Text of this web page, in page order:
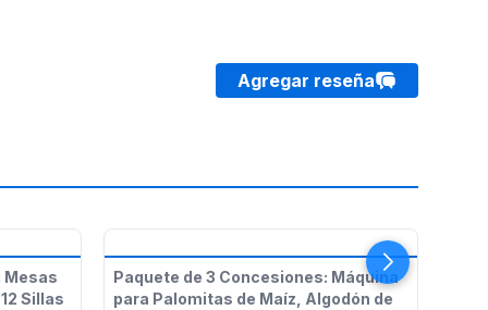
Agregar reseña
Mesas
Sillas
Paquete de 3 Concesiones: Máquina
para Palomitas de Maíz, Algodón de